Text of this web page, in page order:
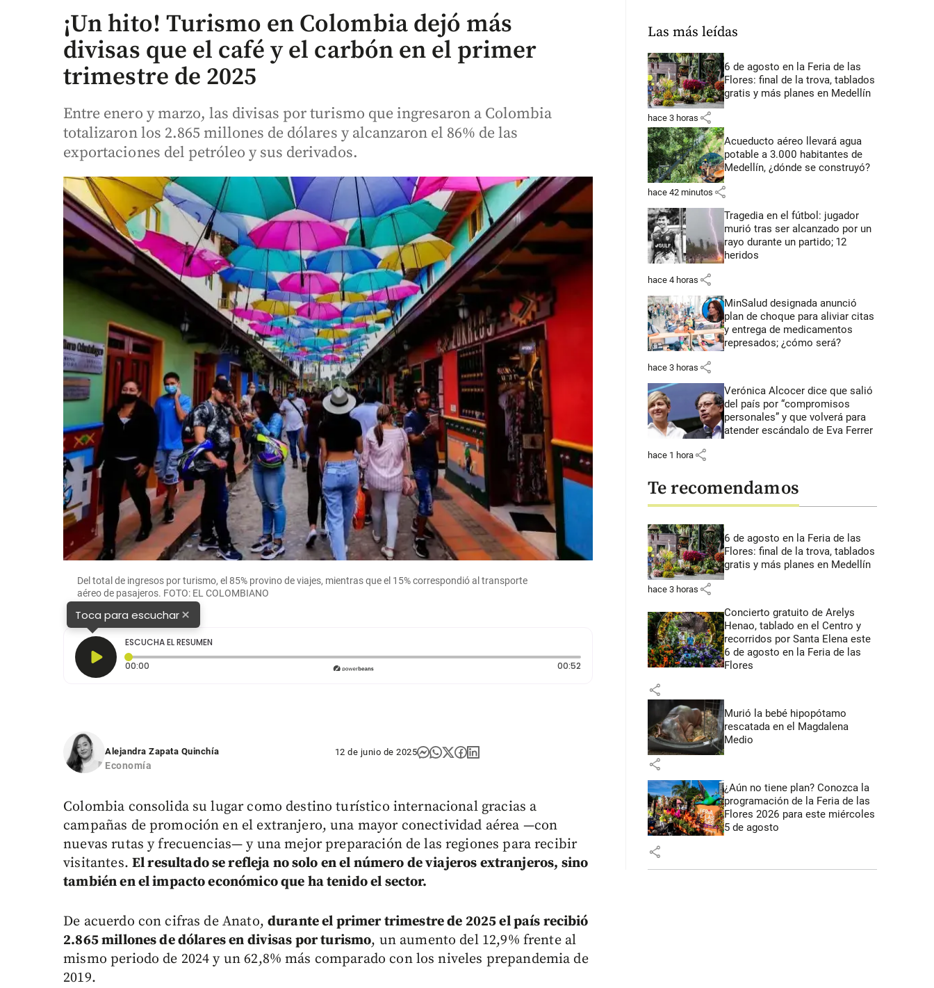
¡Un hito! Turismo en Colombia dejó más
divisas que el café y el carbón en el primer
trimestre de 2025
Entre enero y marzo, las divisas por turismo que ingresaron a Colombia
totalizaron los 2.865 millones de dólares y alcanzaron el 86% de las
exportaciones del petróleo y sus derivados.
Del total de ingresos por turismo, el 85% provino de viajes, mientras que el 15% correspondió al transporte
aéreo de pasajeros. FOTO: EL COLOMBIANO
Toca para escuchar×
ESCUCHA EL RESUMEN
00:00
00:52Duración: 52 segundos
Alejandra Zapata Quinchía
Economía
12 de junio de 2025
Colombia consolida su lugar como destino turístico internacional gracias a
campañas de promoción en el extranjero, una mayor conectividad aérea —con
nuevas rutas y frecuencias— y una mejor preparación de las regiones para recibir
visitantes. El resultado se refleja no solo en el número de viajeros extranjeros, sino
también en el impacto económico que ha tenido el sector.
De acuerdo con cifras de Anato, durante el primer trimestre de 2025 el país recibió
2.865 millones de dólares en divisas por turismo, un aumento del 12,9% frente al
mismo periodo de 2024 y un 62,8% más comparado con los niveles prepandemia de
2019.
Las más leídas
6 de agosto en la Feria de las
Flores: final de la trova, tablados
gratis y más planes en Medellín
hace 3 horas share
Acueducto aéreo llevará agua
potable a 3.000 habitantes de
Medellín, ¿dónde se construyó?
hace 42 minutos share
Tragedia en el fútbol: jugador
murió tras ser alcanzado por un
rayo durante un partido; 12
heridos
hace 4 horas share
MinSalud designada anunció
plan de choque para aliviar citas
y entrega de medicamentos
represados; ¿cómo será?
hace 3 horas share
Verónica Alcocer dice que salió
del país por “compromisos
personales” y que volverá para
atender escándalo de Eva Ferrer
hace 1 hora share
Te recomendamos
6 de agosto en la Feria de las
Flores: final de la trova, tablados
gratis y más planes en Medellín
hace 3 horas share
Concierto gratuito de Arelys
Henao, tablado en el Centro y
recorridos por Santa Elena este
6 de agosto en la Feria de las
Flores
share
Murió la bebé hipopótamo
rescatada en el Magdalena
Medio
share
¿Aún no tiene plan? Conozca la
programación de la Feria de las
Flores 2026 para este miércoles
5 de agosto
share